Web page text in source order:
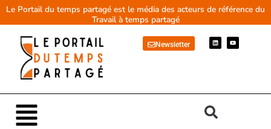
AllerLe Portail du temps partagé est le média des acteurs de référence du
Travail à temps partagé
Newsletter
L
i
n
Y
o
u
Main
Menu